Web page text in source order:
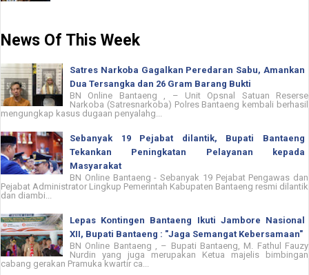
News Of This Week
Satres Narkoba Gagalkan Peredaran Sabu, Amankan
Dua Tersangka dan 26 Gram Barang Bukti
BN Online Bantaeng , – Unit Opsnal Satuan Reserse
Narkoba (Satresnarkoba) Polres Bantaeng kembali berhasil
mengungkap kasus dugaan penyalahg...
Sebanyak 19 Pejabat dilantik, Bupati Bantaeng
Tekankan Peningkatan Pelayanan kepada
Masyarakat
BN Online Bantaeng - Sebanyak 19 Pejabat Pengawas dan
Pejabat Administrator Lingkup Pemerintah Kabupaten Bantaeng resmi dilantik
dan diambi...
Lepas Kontingen Bantaeng Ikuti Jambore Nasional
XII, Bupati Bantaeng : "Jaga Semangat Kebersamaan"
BN Online Bantaeng , – Bupati Bantaeng, M. Fathul Fauzy
Nurdin yang juga merupakan Ketua majelis bimbingan
cabang gerakan Pramuka kwartir ca...